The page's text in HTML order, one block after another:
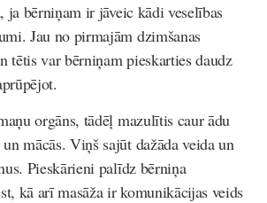
ja bērniņam ir jāveic kādi veselības
Jau no pirmajām dzimšanas
tētis var bērniņam pieskarties daudz
orgāns, tādēļ mazulītis caur ādu
mācās. Viņš sajūt dažāda veida un
Pieskārieni palīdz bērniņa
kā arī masāža ir komunikācijas veids